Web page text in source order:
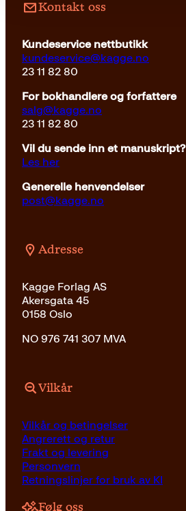
Kontakt oss
Kundeservice nettbutikk
kundeservice@kagge.no
23 11 82 80
For bokhandlere og forfattere
salg@kagge.no
23 11 82 80
Vil du sende inn et manuskript?
Les her
Generelle henvendelser
post@kagge.no
Adresse
Kagge Forlag AS
Akersgata 45
0158 Oslo
NO 976 741 307 MVA
Vilkår
Vilkår og betingelser
Angrerett og retur
Frakt og levering
Personvern
Retningslinjer for bruk av KI
Følg oss